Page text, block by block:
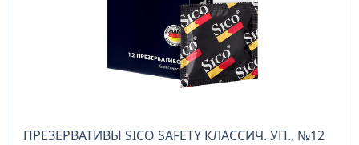
ПРЕЗЕРВАТИВЫ SICO SAFETY КЛАССИЧ. УП., №12